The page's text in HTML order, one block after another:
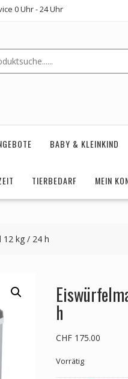
0 Uhr - 24 Uhr
BABY & KLEINKIND
TIERBEDARF MEIN
12 kg / 24 h
h
CHF175.00
Vorrätig